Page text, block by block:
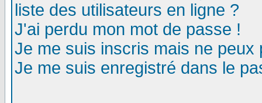
liste des utilisateurs en ligne ?
J'ai perdu mon mot de passe !
Je me suis inscris mais ne peux
Je me suis enregistré dans le